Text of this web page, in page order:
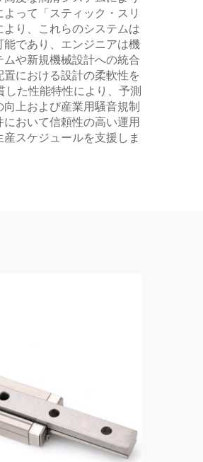
って「スティック・スリ
り、これらのシステムは
であり、エンジニアは機
や新規機械設計への統合
における設計の柔軟性を
た性能特性により、予測
上および産業用騒音規制
おいて信頼性の高い運用
スケジュールを支援しま